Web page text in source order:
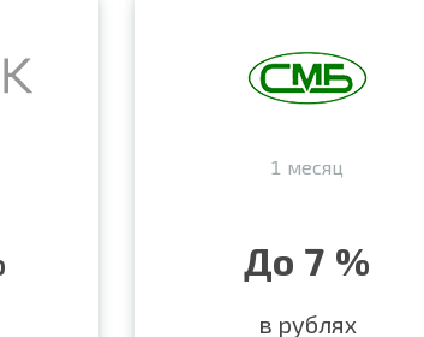
1 месяц
До 7 %
в рублях